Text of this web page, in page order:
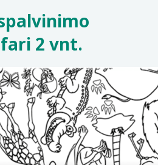
2 vnt.